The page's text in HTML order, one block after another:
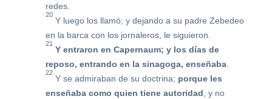
redes.
20
Y luego los llamó; y dejando a su padre Zebedeo
en la barca con los jornaleros, le siguieron.
21
Y entraron en Capernaum; y los días de
reposo, entrando en la sinagoga, enseñaba.
22
Y se admiraban de su doctrina; porque les
enseñaba como quien tiene autoridad, y no